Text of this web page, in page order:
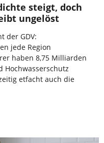
steigt, doch
ungelöst
der GDV:
jede Region
haben 8,75 Milliarden
Hochwasserschutz
etfacht auch die